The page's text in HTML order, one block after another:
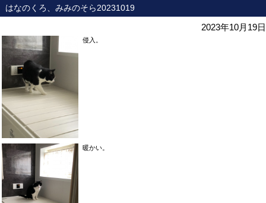
はなのくろ、みみのそら20231019
2023年10月19日
侵入。
暖かい。